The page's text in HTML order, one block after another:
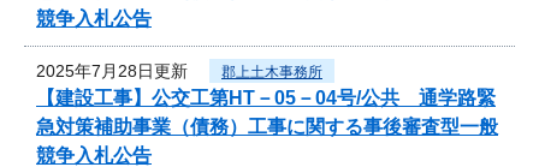
競争入札公告
2025年7月28日更新 郡上土木事務所
【建設工事】公交工第HT－05－04号/公共 通学路緊
急対策補助事業（債務）工事に関する事後審査型一般
競争入札公告